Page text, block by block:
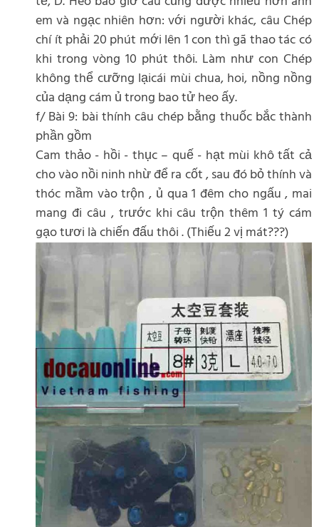
em và ngạc nhiên hơn: với người khác, câu Chép
chí ít phải 20 phút mới lên 1 con thì gã thao tác có
khi trong vòng 10 phút thôi. Làm như con Chép
không thể cưỡng lạicái mùi chua, hoi, nồng nồng
của dạng cám ủ trong bao tử heo ấy.
f/ Bài 9: bài thính câu chép bằng thuốc bắc thành
phần gồm
Cam thảo - hồi - thục – quế - hạt mùi khô tất cả
cho vào nồi ninh nhừ để ra cốt , sau đó bỏ thính và
thóc mầm vào trộn , ủ qua 1 đêm cho ngấu , mai
mang đi câu , trước khi câu trộn thêm 1 tý cám
gạo tươi là chiến đấu thôi . (Thiếu 2 vị mát???)